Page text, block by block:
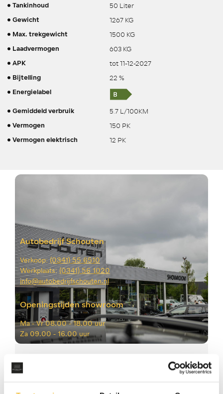
Tankinhoud 50 Liter
Gewicht 1267 KG
Max. trekgewicht 1500 KG
Laadvermogen 603 KG
APK tot 11-12-2027
Bijtelling 22 %
Energielabel
Gemiddeld verbruik 5.7 L/100KM
Vermogen 150 PK
Vermogen elektrisch 12 PK
Autobedrijf Schouten
Verkoop:(0341) 55 6510
Werkplaats: (0341) 56 1020
info@autobedrijfschouten.nl
Openingstijden showroom
Ma -Vr 08.00 - 18.00 uur
Za 09.00 - 16.00 uur